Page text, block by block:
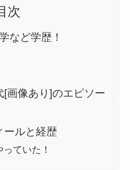
次
など学歴！
画像あり]のエピソー
ールと経歴
ていた！